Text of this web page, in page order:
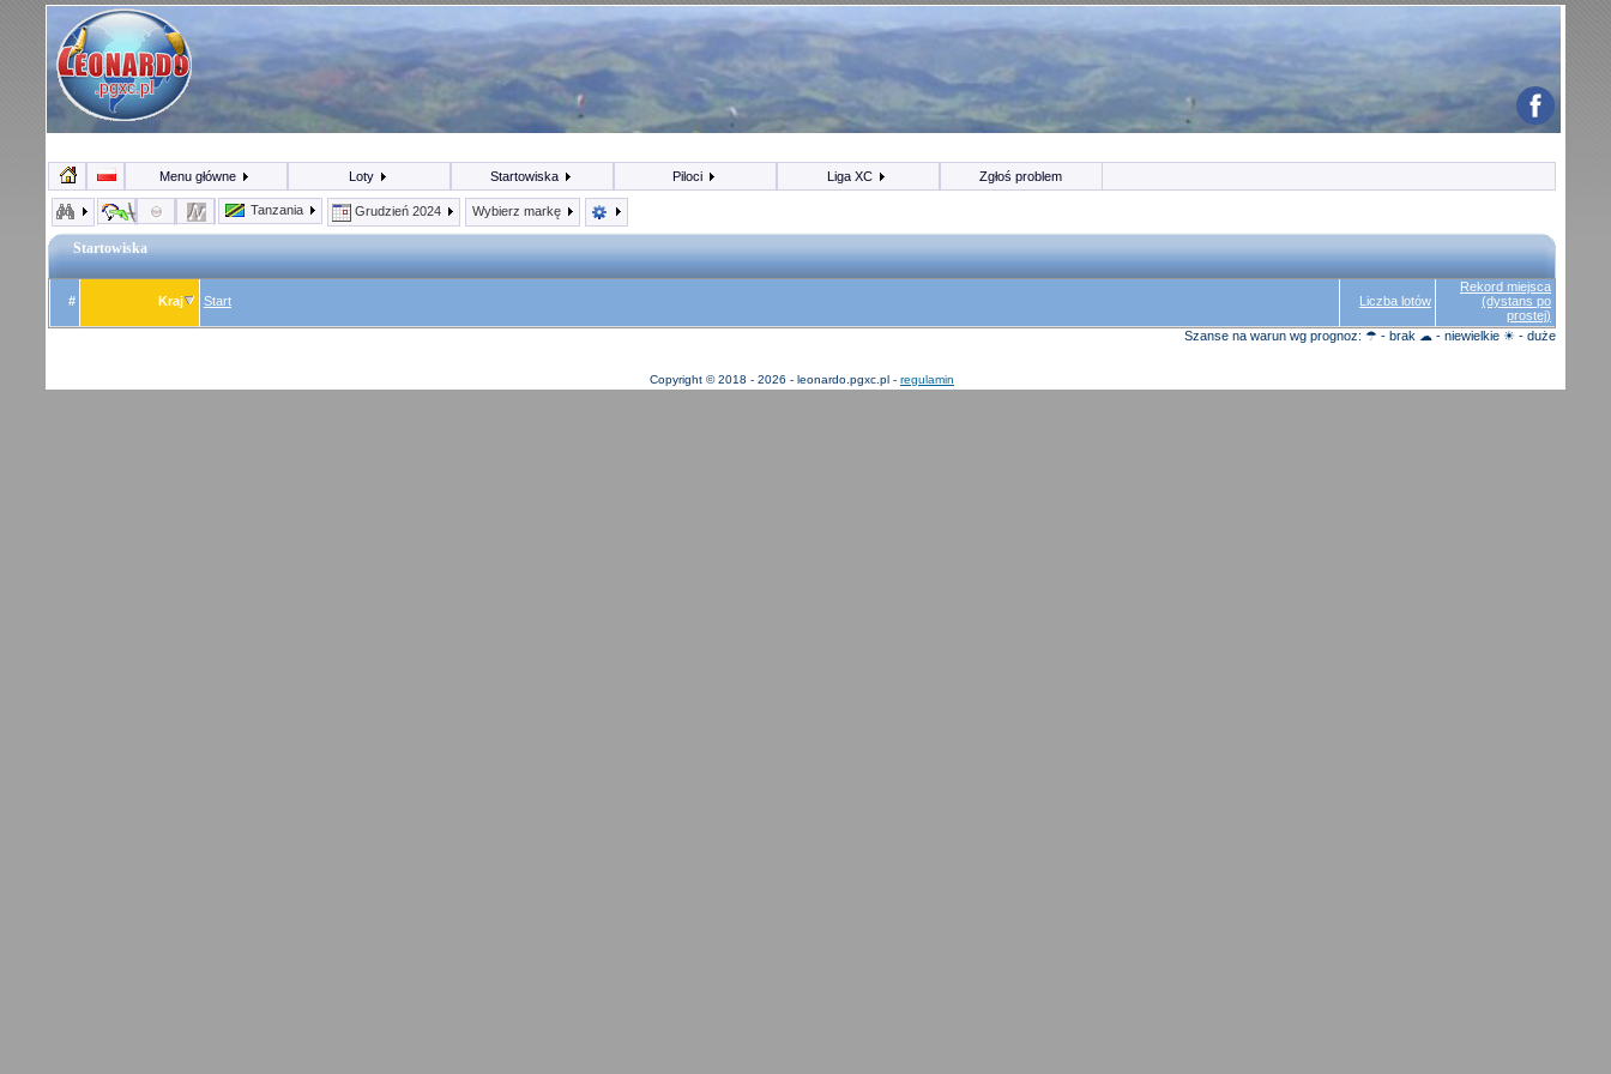
Menu główne Loty Startowiska Piloci Liga XC Zgłoś problem
Tanzania Grudzień 2024 Wybierz markę
Startowiska
# Kraj Start Liczba lotów
Rekord miejsca
(dystans po
prostej)
Szanse na warun wg prognoz: ☂ - brak ☁ - niewielkie ☀ - duże
Copyright © 2018 - 2026 - leonardo.pgxc.pl - regulamin